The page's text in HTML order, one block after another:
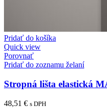
Pridať do košíka
Quick view
Porovnať
Pridať do zoznamu želaní
Stropná lišta elastická
48,51 € s DPH